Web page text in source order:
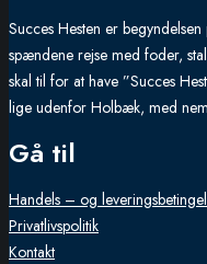
Succes Hesten er
spændene rejse med foder,
skal til for at have ”Succes
lige udenfor Holbæk, med
Gå til
Handels – og
Privatlivspolitik
Kontakt